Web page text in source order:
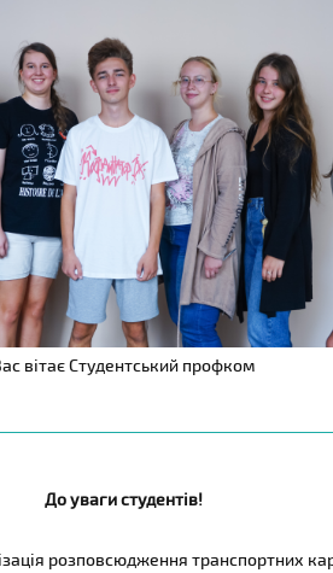
вітає Студентський профком
До уваги студентів!
розповсюдження транспортних